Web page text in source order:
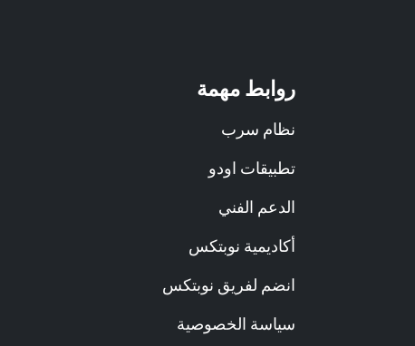
روابط مهمة
نظام سرب
تطبيقات اودو
الدعم الفني
أكاديمية نوبتكس
انضم لفريق نوبتكس
سياسة الخصوصية